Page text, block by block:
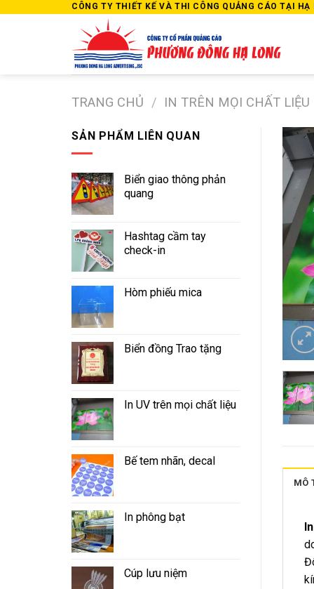
CÔNG TY THIẾT KẾ VÀ THI CÔNG QUẢNG CÁO TẠI
TRANG CHỦ / IN TRÊN MỌI CHẤT LIỆU
SẢN PHẨM LIÊN QUAN
Biển giao thông phản
quang
Hashtag cầm tay
check-in
Hòm phiếu mica
Biển đồng Trao tặng
In UV trên mọi chất liệu
Bế tem nhãn, decal
In phông bạt
Cúp lưu niệm
MÔ